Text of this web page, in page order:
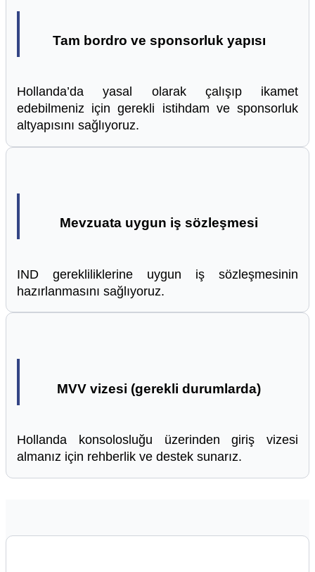
Tam bordro ve sponsorluk yapısı
Hollanda’da yasal olarak çalışıp ikamet
edebilmeniz için gerekli istihdam ve sponsorluk
altyapısını sağlıyoruz.
Mevzuata uygun iş sözleşmesi
IND gerekliliklerine uygun iş sözleşmesinin
hazırlanmasını sağlıyoruz.
MVV vizesi (gerekli durumlarda)
Hollanda konsolosluğu üzerinden giriş vizesi
almanız için rehberlik ve destek sunarız.